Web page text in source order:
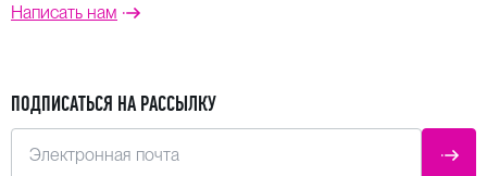
Написать нам
ПОДПИСАТЬСЯ НА РАССЫЛКУ
Электронная почта